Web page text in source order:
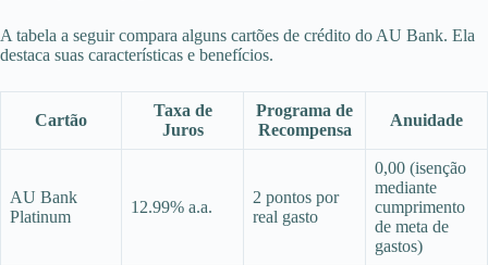
A tabela a seguir compara alguns cartões de crédito do AU Bank. Ela
destaca suas características e benefícios.
Cartão
Taxa de
Juros
Programa de
Recompensa
Anuidade
AU Bank
Platinum
12.99% a.a.
2 pontos por
real gasto
0,00 (isenção
mediante
cumprimento
de meta de
gastos)